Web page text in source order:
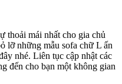
thoải mái nhất cho gia chủ
lỡ những mẫu sofa chữ L ấn
nhé. Liên tục cập nhật các
đến cho bạn một không gian